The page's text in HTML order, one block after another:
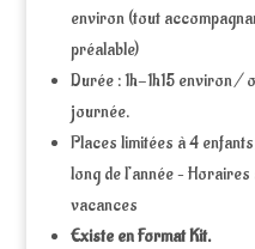
environ (tout
préalable)
Durée : 1h-1h15 environ /
journée.
Places limitées à 4
long de l’année –
vacances
Existe en Format Kit.